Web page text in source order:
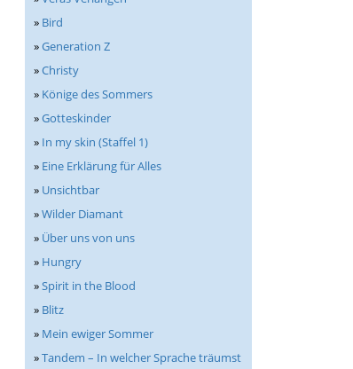
» Bird
»Generation Z
»Christy
» Könige des Sommers
»Gotteskinder
» In my skin (Staffel 1)
» Eine Erklärung für Alles
» Unsichtbar
»Wilder Diamant
» Über uns von uns
» Hungry
»Spirit in the Blood
» Blitz
» Mein ewiger Sommer
»Tandem – In welcher Sprache träumst